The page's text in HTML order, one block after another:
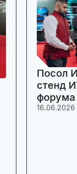
Посол
стенд
16.06.2026